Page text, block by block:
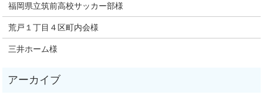
福岡県立筑前高校サッカー部様
荒戸１丁目４区町内会様
三井ホーム様